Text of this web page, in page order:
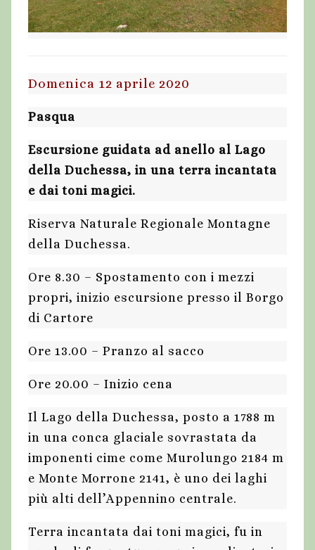
Domenica 12 aprile 2020
Pasqua
Escursione guidata ad anello al Lago
della Duchessa, in una terra incantata
e dai toni magici.
Riserva Naturale Regionale Montagne
della Duchessa.
Ore 8.30 – Spostamento con i mezzi
propri, inizio escursione presso il Borgo
di Cartore
Ore 13.00 – Pranzo al sacco
Ore 20.00 – Inizio cena
Il Lago della Duchessa, posto a 1788 m
in una conca glaciale sovrastata da
imponenti cime come Murolungo 2184 m
e Monte Morrone 2141, è uno dei laghi
più alti dell’Appennino centrale.
Terra incantata dai toni magici, fu in